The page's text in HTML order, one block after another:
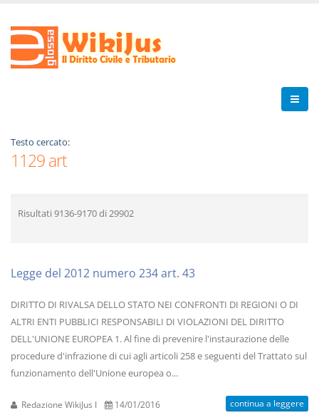
Testo cercato:
1129 art
Risultati 9136-9170di 29902
Legge del 2012 numero 234 art. 43
DIRITTO DI RIVALSA DELLO STATO NEI CONFRONTI DI REGIONI O DI
ALTRI ENTI PUBBLICI RESPONSABILI DI VIOLAZIONI DEL DIRITTO
DELL'UNIONE EUROPEA 1. Al fine di prevenire l'instaurazione delle
procedure d'infrazione di cui agli articoli 258 e seguenti del Trattato sul
funzionamento dell'Unione europea o...
Redazione WikiJus I 14/01/2016 continua a leggere